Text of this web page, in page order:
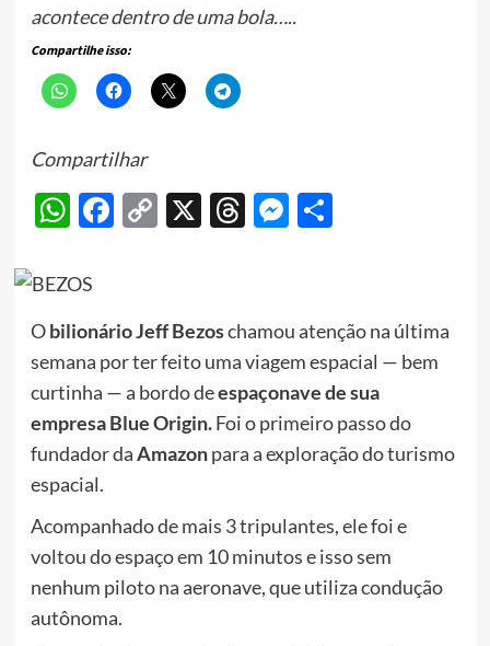
acontece dentro de uma bola…..
Compartilhe isso:
Compartilhar
WhatsApp
Facebook
Copy
X Threads
Messenger
Share
Obilionário Jeff Bezoschamou atenção na última
semana por ter feito uma viagem espacial — bem
curtinha — a bordo deespaçonave de sua
empresa Blue Origin.Foi o primeiro passo do
fundador daAmazonpara a exploração do turismo
espacial.
Acompanhado de mais 3 tripulantes, ele foi e
voltou do espaço em 10 minutos e isso sem
nenhum piloto na aeronave, que utiliza condução
autônoma.